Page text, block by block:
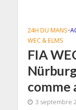
24H DU MANS•
WEC & ELMS
FIA
comme
3 septembre